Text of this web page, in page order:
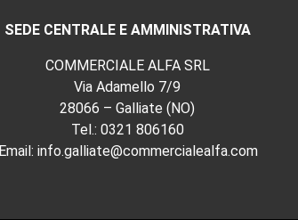
SEDE CENTRALE E AMMINISTRATIVA
COMMERCIALE ALFA SRL
Via Adamello 7/9
28066 – Galliate (NO)
Tel.: 0321 806160
Email: info.galliate@commercialealfa.com